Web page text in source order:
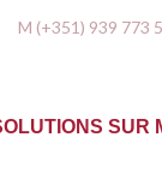
M (+351) 939 773
SUR